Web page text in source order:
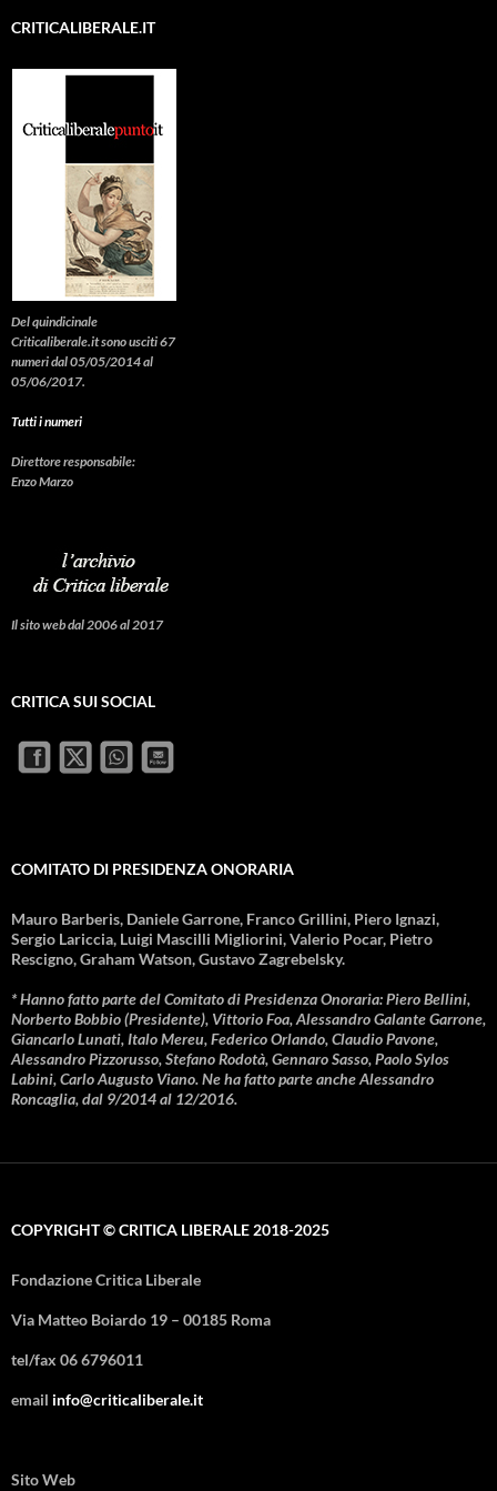
CRITICALIBERALE.IT
Del quindicinale
Criticaliberale.it sono usciti 67
numeri dal 05/05/2014 al
05/06/2017.
Tutti i numeri
Direttore responsabile:
Enzo Marzo
Il sito web dal 2006 al 2017
CRITICA SUI SOCIAL
COMITATO DI PRESIDENZA ONORARIA
Mauro Barberis, Daniele Garrone, Franco Grillini, Piero Ignazi,
Sergio Lariccia, Luigi Mascilli Migliorini, Valerio Pocar, Pietro
Rescigno, Graham Watson, Gustavo Zagrebelsky.
* Hanno fatto parte del Comitato di Presidenza Onoraria: Piero Bellini,
Norberto Bobbio (Presidente), Vittorio Foa, Alessandro Galante Garrone,
Giancarlo Lunati, Italo Mereu, Federico Orlando, Claudio Pavone,
Alessandro Pizzorusso, Stefano Rodotà, Gennaro Sasso, Paolo Sylos
Labini, Carlo Augusto Viano. Ne ha fatto parte anche Alessandro
Roncaglia, dal 9/2014 al 12/2016.
COPYRIGHT © CRITICA LIBERALE 2018-2025
Fondazione Critica Liberale
Via Matteo Boiardo 19 – 00185 Roma
tel/fax 06 6796011
email info@criticaliberale.it
Sito Web